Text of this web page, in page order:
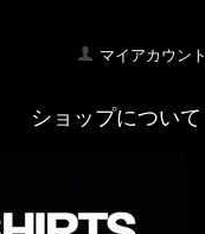
マイアカウント
ショップについて